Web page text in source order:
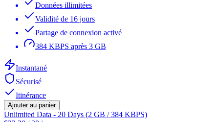
Données illimitées
Validité de 16 jours
Partage de connexion activé
384 KBPS après 3 GB
Instantané
Sécurisé
Itinérance
Ajouter au panier
Unlimited Data - 20 Days (2 GB / 384 KBPS)